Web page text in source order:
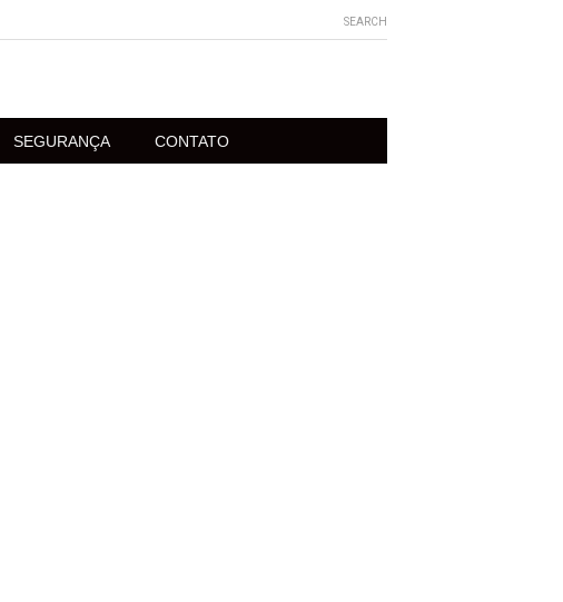
SEARCH
SEGURANÇA CONTATO